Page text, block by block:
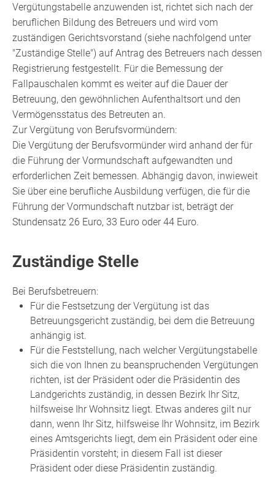
Vergütungstabelle anzuwenden ist, richtet sich nach der
beruflichen Bildung des Betreuers und wird vom
zuständigen Gerichtsvorstand (siehe nachfolgend unter
"Zuständige Stelle") auf Antrag des Betreuers nach dessen
Registrierung festgestellt. Für die Bemessung der
Fallpauschalen kommt es weiter auf die Dauer der
Betreuung, den gewöhnlichen Aufenthaltsort und den
Vermögensstatus des Betreuten an.
Zur Vergütung von Berufsvormündern:
Die Vergütung der Berufsvormünder wird anhand der für
die Führung der Vormundschaft aufgewandten und
erforderlichen Zeit bemessen. Abhängig davon, inwieweit
Sie über eine berufliche Ausbildung verfügen, die für die
Führung der Vormundschaft nutzbar ist, beträgt der
Stundensatz 26 Euro, 33 Euro oder 44 Euro.
Zuständige Stelle
Bei Berufsbetreuern:
Für die Festsetzung der Vergütung ist das
Betreuungsgericht zuständig, bei dem die Betreuung
anhängig ist.
Für die Feststellung, nach welcher Vergütungstabelle
sich die von Ihnen zu beanspruchenden Vergütungen
richten, ist der Präsident oder die Präsidentin des
Landgerichts zuständig, in dessen Bezirk Ihr Sitz,
hilfsweise Ihr Wohnsitz liegt. Etwas anderes gilt nur
dann, wenn Ihr Sitz, hilfsweise Ihr Wohnsitz, im Bezirk
eines Amtsgerichts liegt, dem ein Präsident oder eine
Präsidentin vorsteht; in diesem Fall ist dieser
Präsident oder diese Präsidentin zuständig.